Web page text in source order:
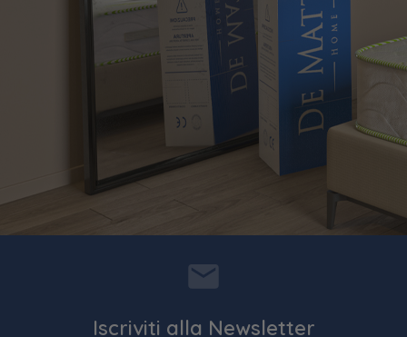
Iscriviti alla Newsletter